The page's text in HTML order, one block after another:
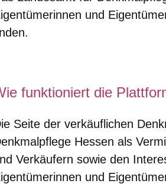
und
funktioniert die
Seite der verkäuflichen
Hessen als
Verkäufern sowie den
und